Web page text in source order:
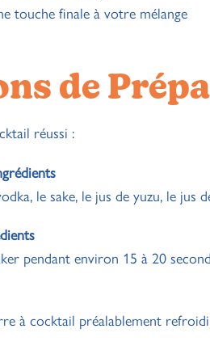
touche finale à votre mélange
de
réussi :
le sake, le jus de yuzu, le jus
pendant environ 15 à 20
à cocktail préalablement